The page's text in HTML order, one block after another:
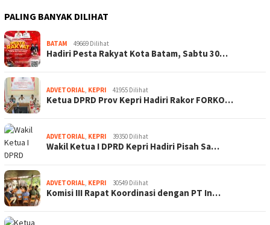
PALING BANYAK DILIHAT
BATAM 49669 Dilihat
Hadiri Pesta Rakyat Kota Batam, Sabtu 30…
ADVETORIAL, KEPRI 41955 Dilihat
Ketua DPRD Prov Kepri Hadiri Rakor FORKO…
ADVETORIAL, KEPRI 39350 Dilihat
Wakil Ketua I DPRD Kepri Hadiri Pisah Sa…
ADVETORIAL, KEPRI 30549 Dilihat
Komisi III Rapat Koordinasi dengan PT In…